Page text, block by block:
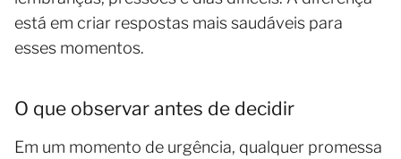
está em criar respostas mais saudáveis para
esses momentos.
O que observar antes de decidir
Em um momento de urgência, qualquer promessa